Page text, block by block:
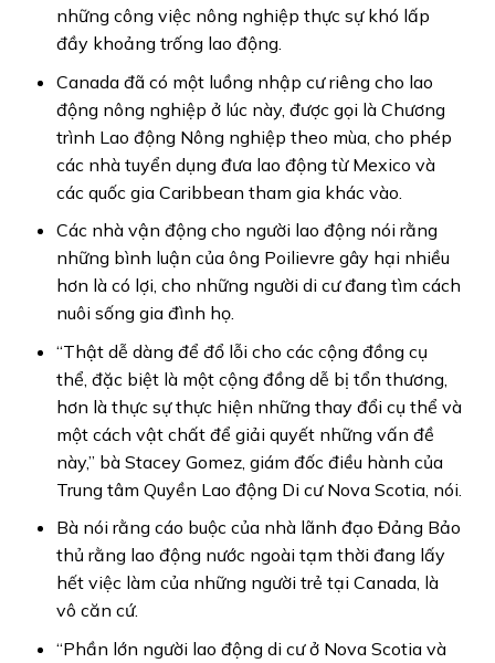
những công việc nông nghiệp thực sự khó lấp
đầy khoảng trống lao động.
Canada đã có một luồng nhập cư riêng cho lao
động nông nghiệp ở lúc này, được gọi là Chương
trình Lao động Nông nghiệp theo mùa, cho phép
các nhà tuyển dụng đưa lao động từ Mexico và
các quốc gia Caribbean tham gia khác vào.
Các nhà vận động cho người lao động nói rằng
những bình luận của ông Poilievre gây hại nhiều
hơn là có lợi, cho những người di cư đang tìm cách
nuôi sống gia đình họ.
“Thật dễ dàng để đổ lỗi cho các cộng đồng cụ
thể, đặc biệt là một cộng đồng dễ bị tổn thương,
hơn là thực sự thực hiện những thay đổi cụ thể và
một cách vật chất để giải quyết những vấn đề
này,” bà Stacey Gomez, giám đốc điều hành của
Trung tâm Quyền Lao động Di cư Nova Scotia, nói.
Bà nói rằng cáo buộc của nhà lãnh đạo Đảng Bảo
thủ rằng lao động nước ngoài tạm thời đang lấy
hết việc làm của những người trẻ tại Canada, là
vô căn cứ.
“Phần lớn người lao động di cư ở Nova Scotia và